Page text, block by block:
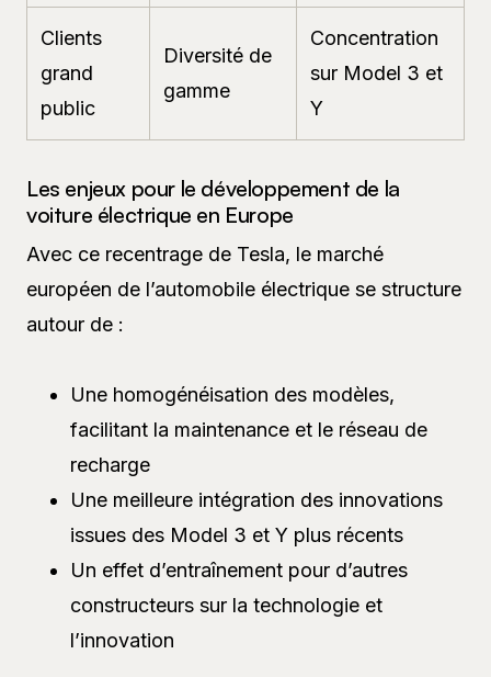
Clients
grand
public
Diversité de
gamme
Concentration
sur Model 3 et
Y
Les enjeux pour le développement de la
voiture électrique en Europe
Avec ce recentrage de Tesla, le marché
européen de l’automobile électrique se structure
autour de :
Une homogénéisation des modèles,
facilitant la maintenance et le réseau de
recharge
Une meilleure intégration des innovations
issues des Model 3 et Y plus récents
Un effet d’entraînement pour d’autres
constructeurs sur la technologie et
l’innovation